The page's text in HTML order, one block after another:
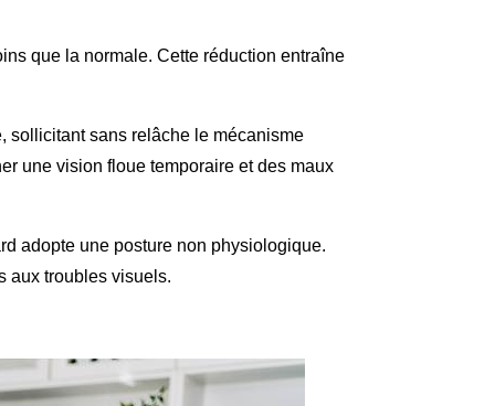
que la normale. Cette réduction entraîne
sollicitant sans relâche le mécanisme
une vision floue temporaire et des maux
adopte une posture non physiologique.
aux troubles visuels.